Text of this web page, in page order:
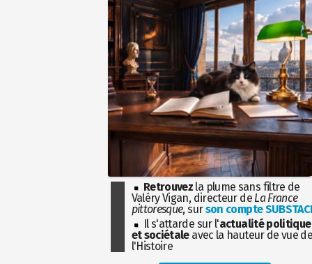
Retrouvez la plume sans filtre de
Valéry Vigan, directeur de La France
pittoresque, surson compte
Il s'attarde sur l'actualité politique
et sociétaleavec la hauteur de vue
l'Histoire